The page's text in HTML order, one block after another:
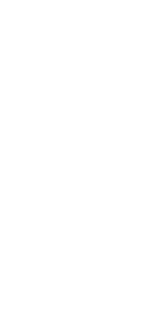
och för de som
så snart som
dels vilka länder
den kan förväntas
värdefulla insikter
den ett underlag
i miniformat.
II och
Vidare
och processer.
kan vara för just